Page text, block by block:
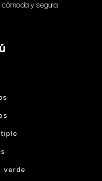
cómoda y segura.
verde